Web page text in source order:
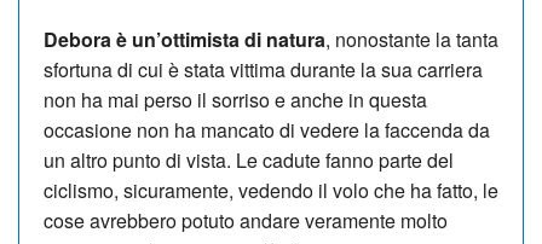
Debora è un’ottimista di natura, nonostante la tanta
sfortuna di cui è stata vittima durante la sua carriera
non ha mai perso il sorriso e anche in questa
occasione non ha mancato di vedere la faccenda da
un altro punto di vista. Le cadute fanno parte del
ciclismo, sicuramente, vedendo il volo che ha fatto, le
cose avrebbero potuto andare veramente molto